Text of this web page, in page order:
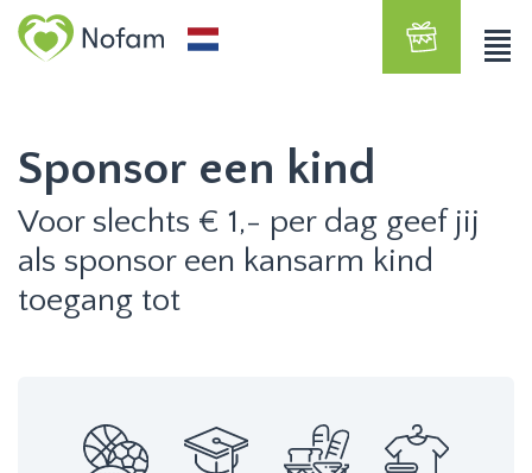
Sponsor een kind
Voor slechts € 1,- per dag geef jij
als sponsor een kansarm kind
toegang tot